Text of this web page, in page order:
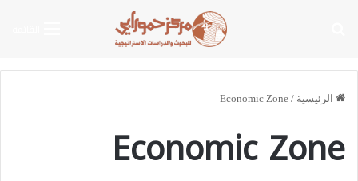
الرئيسية /
Economic Zone
Economic Zone